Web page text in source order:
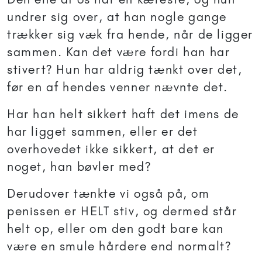
undrer sig over, at han nogle gange
trækker sig væk fra hende, når de ligger
sammen. Kan det være fordi han har
stivert? Hun har aldrig tænkt over det,
før en af hendes venner nævnte det.
Har han helt sikkert haft det imens de
har ligget sammen, eller er det
overhovedet ikke sikkert, at det er
noget, han bøvler med?
Derudover tænkte vi også på, om
penissen er HELT stiv, og dermed står
helt op, eller om den godt bare kan
være en smule hårdere end normalt?